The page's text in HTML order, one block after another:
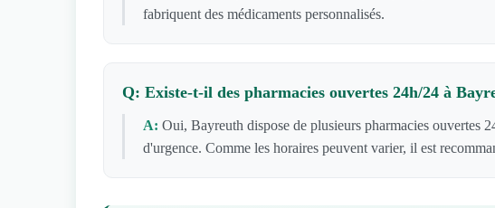
fabriquent des médicaments personnalisés.
Q: Existe-t-il des pharmacies ouvertes 24h/24 à
A: Oui, Bayreuth dispose de plusieurs pharmacies ouvertes
d'urgence. Comme les horaires peuvent varier, il est